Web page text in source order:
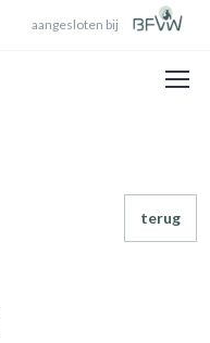
aangesloten bij
terug